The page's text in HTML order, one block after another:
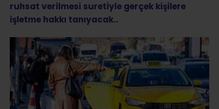
ruhsat verilmesi suretiyle gerçek kişilere
işletme hakkı tanıyacak..